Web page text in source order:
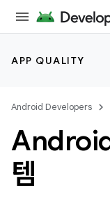
APP QUALITY
Android Developers
템